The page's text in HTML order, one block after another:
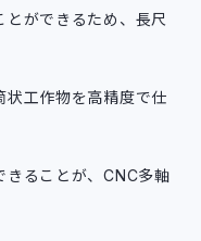
ができるため、長尺
状工作物を高精度で仕
きることが、CNC多軸